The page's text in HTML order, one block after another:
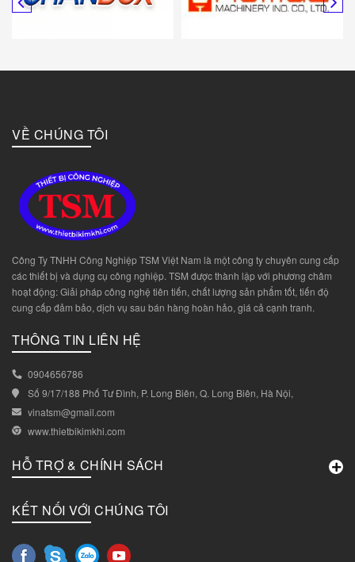
Canada
Đài Loan
Bulgary
VỀ CHÚNG TÔI
Công Ty TNHH Công Nghiệp TSM Việt Nam là một công ty chuyên cung cấp
các thiết bị và dụng cụ công nghiệp. TSM được thành lập với phương châm
hoạt động: Giải pháp công nghệ tiên tiến, chất lượng sản phẩm tốt, tiến độ
cung cấp đảm bảo, dịch vụ sau bán hàng hoàn hảo, giá cả cạnh tranh.
THÔNG TIN LIÊN HỆ
0904656786
Số 9/17/188 Phố Tư Đình, P. Long Biên, Q. Long Biên, Hà Nội,
vinatsm@gmail.com
www.thietbikimkhi.com
HỖ TRỢ & CHÍNH SÁCH
KẾT NỐI VỚI CHÚNG TÔI